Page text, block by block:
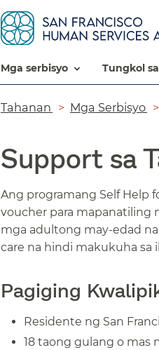
mga serbisyo​​ tungkol sa​​
Breadcrumb​​
Tahanan​​ Mga Serbisyo​​
Support sa
Ang programang Self Help
voucher para mapanatiling
mga adultong may-edad na
care na hindi makukuha sa
Pagiging
Residente ng San
18 taong gulang o mas